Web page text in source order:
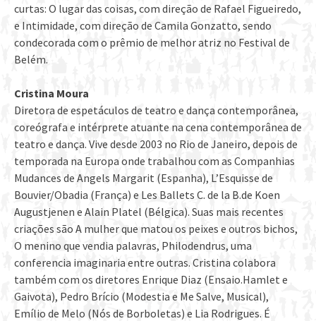
curtas: O lugar das coisas, com direção de Rafael Figueiredo,
e Intimidade, com direção de Camila Gonzatto, sendo
condecorada com o prêmio de melhor atriz no Festival de
Belém.
Cristina Moura
Diretora de espetáculos de teatro e dança contemporânea,
coreógrafa e intérprete atuante na cena contemporânea de
teatro e dança. Vive desde 2003 no Rio de Janeiro, depois de
temporada na Europa onde trabalhou com as Companhias
Mudances de Angels Margarit (Espanha), L’Esquisse de
Bouvier/Obadia (França) e Les Ballets C. de la B.de Koen
Augustjenen e Alain Platel (Bélgica). Suas mais recentes
criações são A mulher que matou os peixes e outros bichos,
O menino que vendia palavras, Philodendrus, uma
conferencia imaginaria entre outras. Cristina colabora
também com os diretores Enrique Diaz (Ensaio.Hamlet e
Gaivota), Pedro Brício (Modestia e Me Salve, Musical),
Emílio de Melo (Nós de Borboletas) e Lia Rodrigues. É